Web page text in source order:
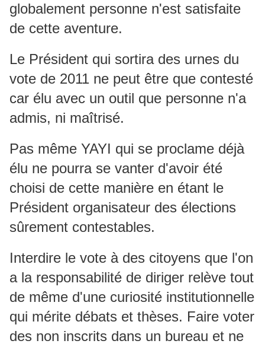
globalement personne n'est satisfaite
de cette aventure.
Le Président qui sortira des urnes du
vote de 2011 ne peut être que contesté
car élu avec un outil que personne n'a
admis, ni maîtrisé.
Pas même YAYI qui se proclame déjà
élu ne pourra se vanter d'avoir été
choisi de cette manière en étant le
Président organisateur des élections
sûrement contestables.
Interdire le vote à des citoyens que l'on
a la responsabilité de diriger relève tout
de même d'une curiosité institutionnelle
qui mérite débats et thèses. Faire voter
des non inscrits dans un bureau et ne